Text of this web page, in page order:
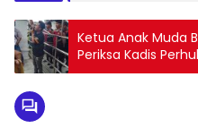
Ketua Anak Muda
Periksa Kadis
Terkait Retribusi